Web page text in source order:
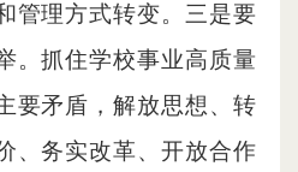
管理方式转变。三是要
。抓住学校事业高质量
要矛盾，解放思想、转
、务实改革、开放合作